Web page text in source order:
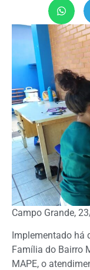
Campo Grande,
Implementado há
Família do Bairro
MAPE, o